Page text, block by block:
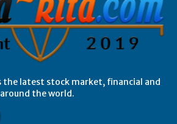
latest stock market, financial and
the world.